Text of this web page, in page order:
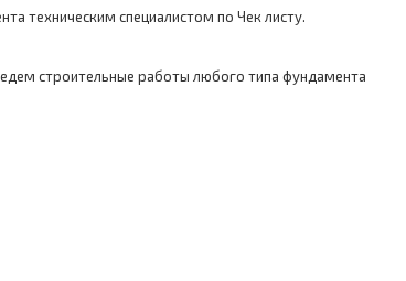
техническим специалистом по Чек листу.
строительные работы любого типа фундамента